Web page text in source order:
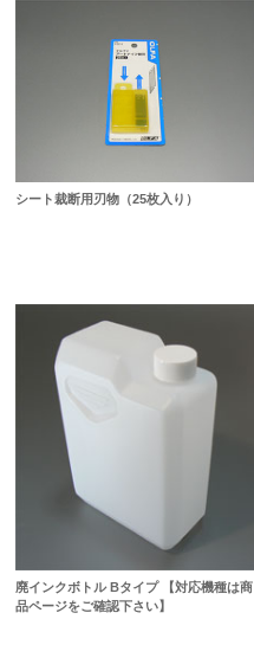
シート裁断用刃物（25枚入り）
廃インクボトル Bタイプ 【対応機種は商
品ページをご確認下さい】